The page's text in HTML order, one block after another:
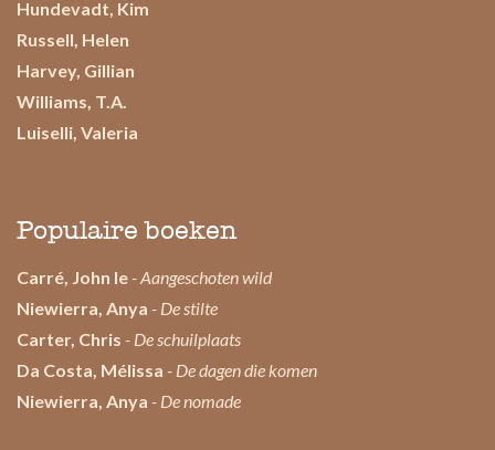
Hundevadt, Kim
Russell, Helen
Harvey, Gillian
Williams, T.A.
Luiselli, Valeria
Populaire boeken
Carré, John le - Aangeschoten wild
Niewierra, Anya - De stilte
Carter, Chris - De schuilplaats
Da Costa, Mélissa - De dagen die komen
Niewierra, Anya - De nomade